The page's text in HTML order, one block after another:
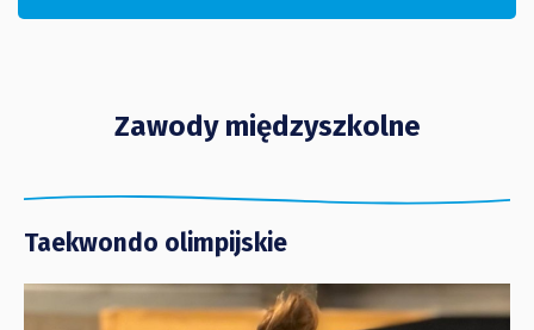
Zawody międzyszkolne
Taekwondo olimpijskie